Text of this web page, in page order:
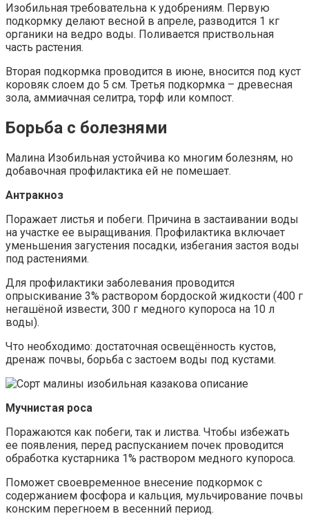
Изобильная требовательна к удобрениям. Первую
подкормку делают весной в апреле, разводится 1 кг
органики на ведро воды. Поливается приствольная
часть растения.
Вторая подкормка проводится в июне, вносится под куст
коровяк слоем до 5 см. Третья подкормка – древесная
зола, аммиачная селитра, торф или компост.
Борьба с болезнями
Малина Изобильная устойчива ко многим болезням, но
добавочная профилактика ей не помешает.
Антракноз
Поражает листья и побеги. Причина в застаивании воды
на участке ее выращивания. Профилактика включает
уменьшения загустения посадки, избегания застоя воды
под растениями.
Для профилактики заболевания проводится
опрыскивание 3% раствором бордоской жидкости (400 г
негашёной извести, 300 г медного купороса на 10 л
воды).
Что необходимо: достаточная освещённость кустов,
дренаж почвы, борьба с застоем воды под кустами.
Мучнистая роса
Поражаются как побеги, так и листва. Чтобы избежать
ее появления, перед распусканием почек проводится
обработка кустарника 1% раствором медного купороса.
Поможет своевременное внесение подкормок с
содержанием фосфора и кальция, мульчирование почвы
конским перегноем в весенний период.